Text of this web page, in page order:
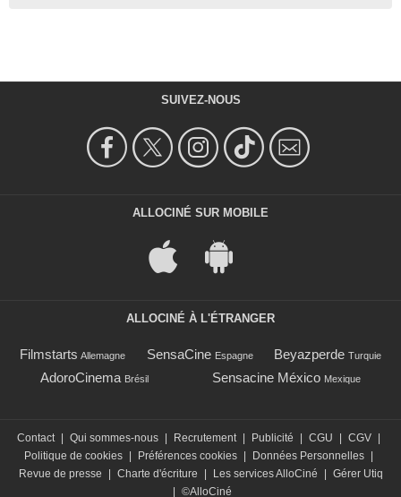
SUIVEZ-NOUS
ALLOCINÉ SUR MOBILE
ALLOCINÉ À L'ÉTRANGER
Filmstarts Allemagne SensaCine Espagne Beyazperde Turquie
AdoroCinema Brésil Sensacine México Mexique
Contact | Qui sommes-nous | Recrutement | Publicité | CGU | CGV |
Politique de cookies | Préférences cookies | Données Personnelles |
Revue de presse
| Charte d'écriture | Les services AlloCiné | Gérer Utiq
| ©AlloCiné